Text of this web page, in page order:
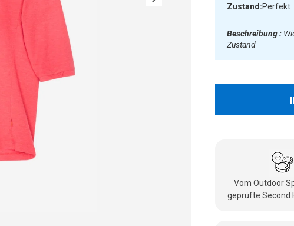
Zustand:Perfekt
Beschreibung :
Zustand
Vom Outdoor
geprüfte Second